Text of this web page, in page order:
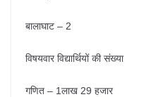
बालाघाट – 2
विषयवार विद्यार्थियों की संख्या
गणित – 1लाख 29 हजार